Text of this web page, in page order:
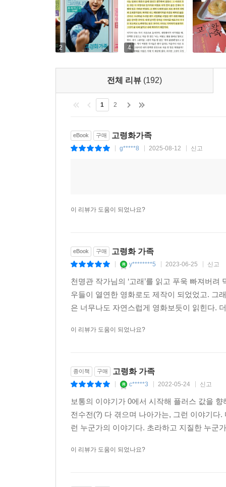
2 4
전체 리뷰 (192)
1 2
eBook 구매 고령화가족
g*****8 2025-08-12 신고
이 리뷰가 도움이 되었나요?
eBook 구매 고령화 가족
y********5 2023-06-25 신고
천명관 작가님의 ‘고래’를 읽고 푸욱 빠져버
우들이 열연한 영화로도 제작이 되었었고. 그
은 너무나도 자연스럽게 영화보듯이 읽힌다.
이 리뷰가 도움이 되었나요?
종이책 구매 고령화 가족
c*****3 2022-05-24 신고
보통의 이야기가 0에서 시작해 플러스 값을
전수전(?) 다 겪으며 나아가는, 그런 이야기다
런 누군가의 이야기다. 초라하고 지질한 누군
이 리뷰가 도움이 되었나요?